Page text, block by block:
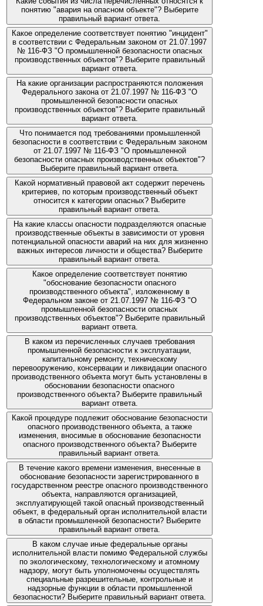
понятию "авария на опасном объекте"? Выберите
правильный вариант ответа.
Какое определение соответствует понятию "инцидент"
в соответствии с Федеральным законом от 21.07.1997
№ 116-ФЗ "О промышленной безопасности опасных
производственных объектов"? Выберите правильный
вариант ответа.
На какие организации распространяются положения
Федерального закона от 21.07.1997 № 116-ФЗ "О
промышленной безопасности опасных
производственных объектов"? Выберите правильный
вариант ответа.
Что понимается под требованиями промышленной
безопасности в соответствии с Федеральным законом
от 21.07.1997 № 116-ФЗ "О промышленной
безопасности опасных производственных объектов"?
Выберите правильный вариант ответа.
Какой нормативный правовой акт содержит перечень
критериев, по которым производственный объект
относится к категории опасных? Выберите
правильный вариант ответа.
На какие классы опасности подразделяются опасные
производственные объекты в зависимости от уровня
потенциальной опасности аварий на них для жизненно
важных интересов личности и общества? Выберите
правильный вариант ответа.
Какое определение соответствует понятию
"обоснование безопасности опасного
производственного объекта", изложенному в
Федеральном законе от 21.07.1997 № 116-ФЗ "О
промышленной безопасности опасных
производственных объектов"? Выберите правильный
вариант ответа.
В каком из перечисленных случаев требования
промышленной безопасности к эксплуатации,
капитальному ремонту, техническому
перевооружению, консервации и ликвидации опасного
производственного объекта могут быть установлены в
обосновании безопасности опасного
производственного объекта? Выберите правильный
вариант ответа.
Какой процедуре подлежит обоснование безопасности
опасного производственного объекта, а также
изменения, вносимые в обоснование безопасности
опасного производственного объекта? Выберите
правильный вариант ответа.
В течение какого времени изменения, внесенные в
обоснование безопасности зарегистрированного в
государственном реестре опасного производственного
объекта, направляются организацией,
эксплуатирующей такой опасный производственный
объект, в федеральный орган исполнительной власти
в области промышленной безопасности? Выберите
правильный вариант ответа.
В каком случае иные федеральные органы
исполнительной власти помимо Федеральной службы
по экологическому, технологическому и атомному
надзору, могут быть уполномочены осуществлять
специальные разрешительные, контрольные и
надзорные функции в области промышленной
безопасности? Выберите правильный вариант ответа.